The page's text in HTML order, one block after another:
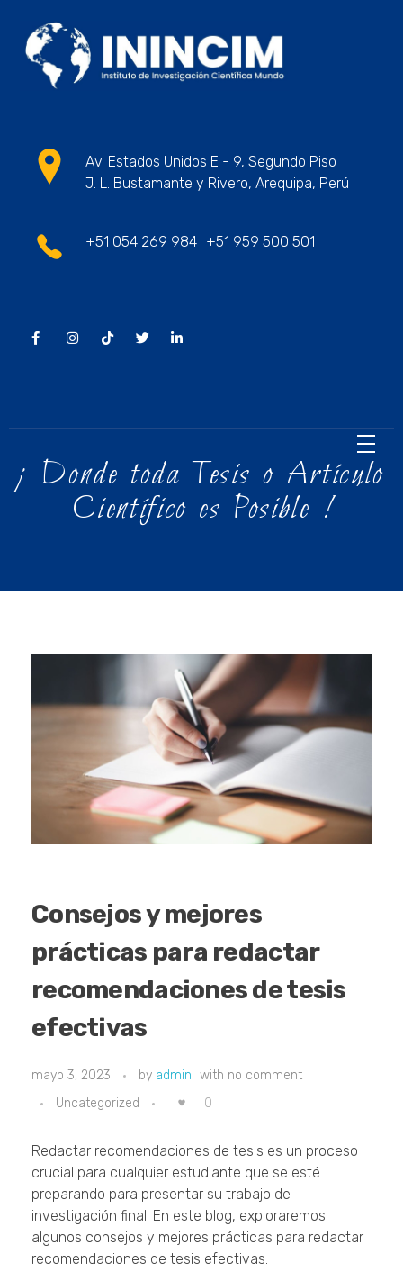
Av. Estados Unidos E - 9, Segundo Piso
J. L. Bustamante y Rivero, Arequipa, Perú
+51 054 269 984 +51 959 500 501
¡ Donde toda Tesis o Artículo
Científico es Posible !
Consejos y mejores
prácticas para redactar
recomendaciones de tesis
efectivas
mayo 3, 2023 by admin with no comment
Uncategorized
0
Redactar recomendaciones de tesis es un proceso
crucial para cualquier estudiante que se esté
preparando para presentar su trabajo de
investigación final. En este blog, exploraremos
algunos consejos y mejores prácticas para redactar
recomendaciones de tesis efectivas.